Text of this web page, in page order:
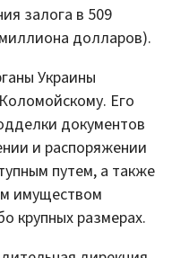
залога в 509
долларов).
Украины
Его
документов
и распоряжении
путем, а также
имуществом
крупных размерах.